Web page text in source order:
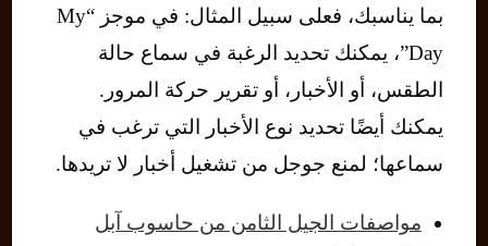
بما يناسبك، فعلى سبيل المثال: في موجز “My
Day”، يمكنك تحديد الرغبة في سماع حالة
الطقس، أو الأخبار، أو تقرير حركة المرور.
يمكنك أيضًا تحديد نوع الأخبار التي ترغب في
سماعها؛ لمنع جوجل من تشغيل أخبار لا تريدها.
مواصفات الجيل الثامن من حاسوب آبل